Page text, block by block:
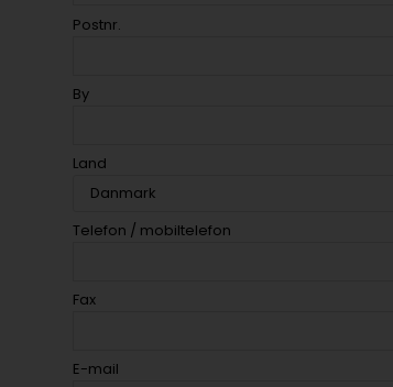
Postnr.
By
Land
Telefon / mobiltelefon
Fax
E-mail